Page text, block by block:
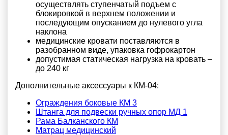
осуществлять ступенчатый подъем с
блокировкой в верхнем положении и
последующим опусканием до нулевого угла
наклона
медицинские кровати поставляются в
разобранном виде, упаковка гофрокартон
допустимая статическая нагрузка на кровать –
до 240 кг
Дополнительные аксессуары к КМ-04:
Ограждения боковые КМ 3
Штанга для подвески ручных опор МД 1
Рама Балканского КМ
Матрац медицинский